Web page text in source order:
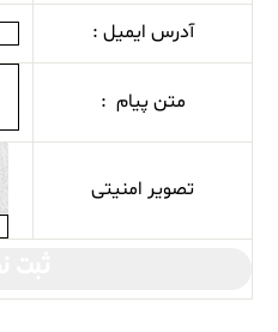
آدرس ایمیل :
متن پیام :
تصویر امنیتی